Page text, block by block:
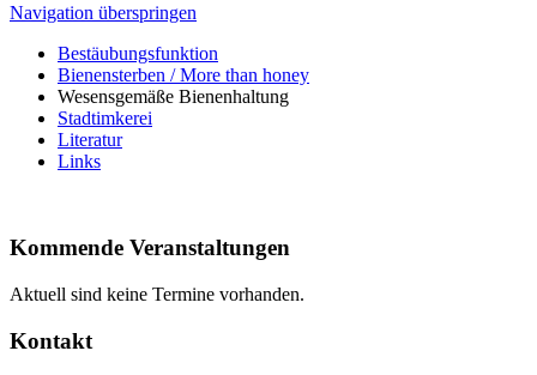
Navigation überspringen
Bestäubungsfunktion
Bienensterben / More than honey
Wesensgemäße Bienenhaltung
Stadtimkerei
Literatur
Links
Kommende Veranstaltungen
Aktuell sind keine Termine vorhanden.
Kontakt